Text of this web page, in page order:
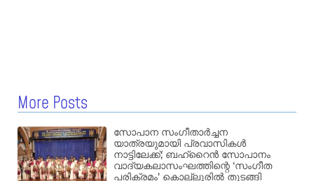
More Posts
സോപാന സംഗീതാർച്ചന
യാത്രയുമായി പ്രവാസികൾ
നാട്ടിലേക്ക്; ബഹ്‌റൈൻ സോപാനം
വാദ്യകലാസംഘത്തിന്റെ ‘സംഗീത
പരിക്രമം’ കൊല്ലൂരിൽ തുടങ്ങി